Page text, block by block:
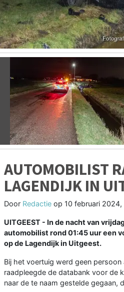
Vorige
AUTOMOBILIST
LAGENDIJK IN
Door Redactie op 10 februari
UITGEEST - In de nacht van
automobilist rond 01:45 uur een
op de Lagendijk in Uitgeest.
Bij het voertuig werd geen
raadpleegde de databank voor de
naar de te naam gestelde gegaan,